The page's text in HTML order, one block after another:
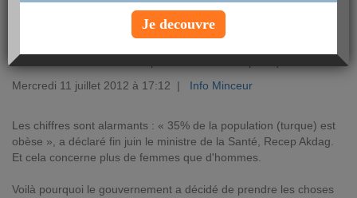
Le gouvernement turc a décidé de lancer une grande campagne
sur trois est obèse. Un vrai problème de santé publique.
Mercredi 11 juillet 2012 à 17:12 | Info Minceur
Les chiffres sont alarmants : « 35% de la population (turque) est
obèse », a déclaré fin juin le ministre de la Santé, Recep Akdag.
Et cela concerne plus de femmes que d'hommes.
Voilà pourquoi le gouvernement a décidé de prendre les choses
Je decouvre